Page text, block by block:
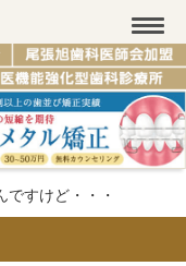
ですけど・・・